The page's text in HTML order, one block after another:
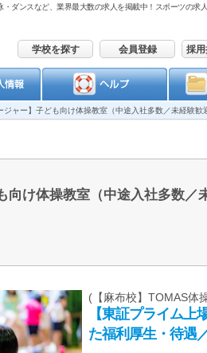
ダンスなど、業界最大数の求人を掲載中！スポーツの求人
学校を探す 会員登録 採
ジャー】子ども向け体操教室（中途入社多数／未経験歓
向け体操教室（中途入社多数／
(【麻布校】TOMAS体
【東証プライム上
た福利厚生・待遇